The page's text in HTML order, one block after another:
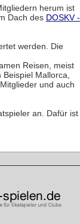
herum ist
Dach des DOSKV -
werden. Die
Reisen, meist
Mallorca,
und auch
an. Dafür ist